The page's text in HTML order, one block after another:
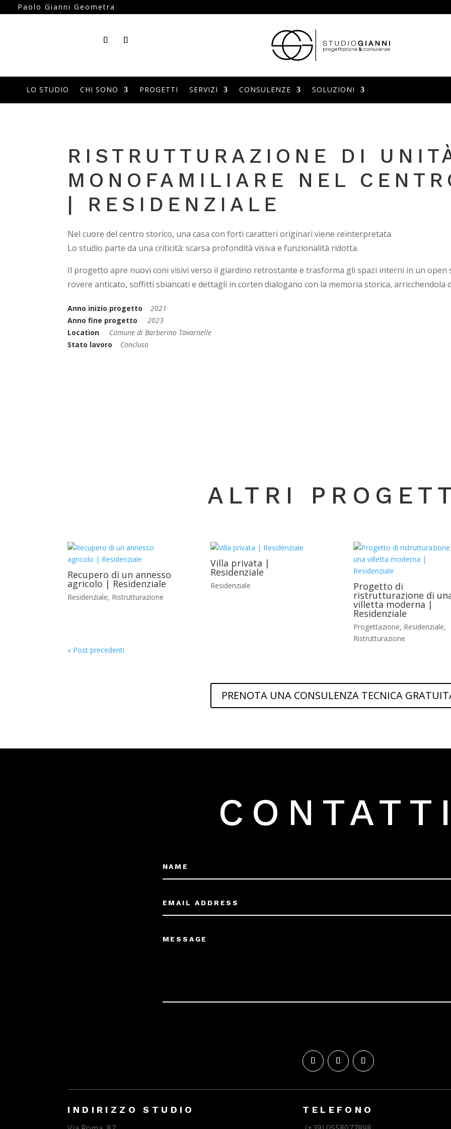
Paolo Gianni Geometra
LO STUDIO CHI SONO PROGETTI SERVIZI CONSULENZE SOLUZIONI
RISTRUTTURAZIONE DI
MONOFAMILIARE NEL
| RESIDENZIALE
Nel cuore del centro storico, una casa con forti caratteri originari viene reinterpretata.
Lo studio parte da una criticità: scarsa profondità visiva e funzionalità ridotta.
Il progetto apre nuovi coni visivi verso il giardino retrostante e trasforma gli spazi interni in un open
rovere anticato, soffitti sbiancati e dettagli in corten dialogano con la memoria storica, arricchendola
Anno inizio progetto
2021
Anno fine progetto
2023
Location
Comune di Barberino Tavarnelle
Stato lavoro
Concluso
ALTRI
Recupero di un annesso
agricolo | Residenziale
Residenziale, Ristrutturazione
Villa privata |
Residenziale
Residenziale Progetto di
ristrutturazione di
villetta moderna |
Residenziale
Progettazione, Residenziale,
Ristrutturazione
« Post precedenti
PRENOTA UNA CONSULENZA TECNICA
INDIRIZZO STUDIO TELEFONO